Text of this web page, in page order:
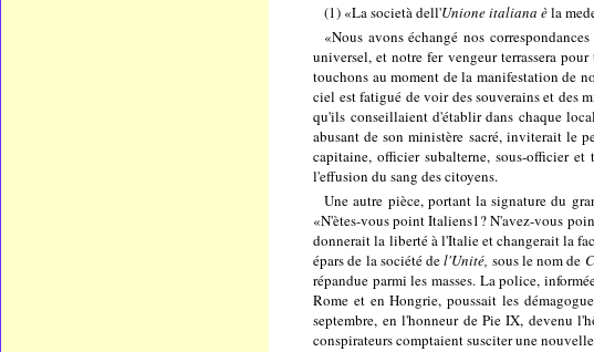
(1) «La società dell'Unione italiana èla
«Nous avons échangé nos
universel, et notre fer vengeur terrassera
touchons au moment de la manifestation de
ciel est fatigué de voir des souverains et des
qu'ils conseillaient d'établir dans chaque
abusant de son ministère sacré, inviterait le
capitaine, officier subalterne, sous-officier
l'effusion du sang des citoyens.
Une autre pièce, portant la signature du
«N'ètes-vous point Italiens1? N'avez-vous
donnerait la liberté à l'Italie et changerait la
épars de la société del'Unité, sous le nom de
répandue parmi les masses. La police,
Rome et en Hongrie, poussait les
septembre, en l'honneur de Pie IX, devenu
conspirateurs comptaient susciter une